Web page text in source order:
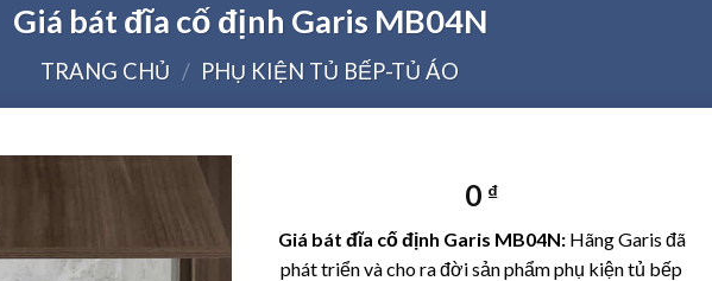
Giá bát đĩa cố định Garis MB04N
TRANG CHỦ / PHỤ KIỆN TỦ BẾP-TỦ ÁO
0 ₫
Giá bát đĩa cố định Garis MB04N:Hãng Garis đã
phát triển và cho ra đời sản phẩm phụ kiện tủ bếp